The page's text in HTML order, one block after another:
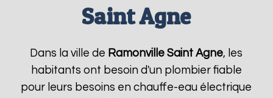
Saint Agne
Dans la ville de Ramonville Saint Agne, les
habitants ont besoin d'un plombier fiable
pour leurs besoins en chauffe-eau électrique